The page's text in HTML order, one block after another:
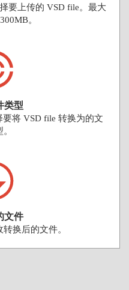
要上传的 VSD file。最大
。
类型
将 VSD file 转换为的文
文件
换后的文件。